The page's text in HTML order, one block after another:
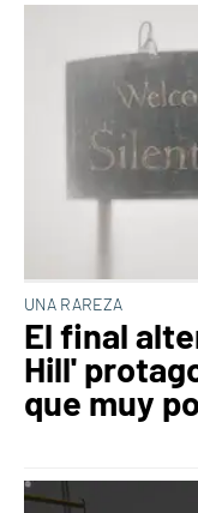
UNA RAREZA
El final
Hill'
que muy